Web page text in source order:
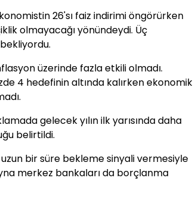
26'sı faiz indirimi öngörürken
olmayacağı yönündeydi. Üç
üzerinde fazla etkili olmadı.
4 hedefinin altında kalırken ekonomik
gelecek yılın ilk yarısında daha
belirtildi.
bir süre bekleme sinyali vermesiyle
merkez bankaları da borçlanma